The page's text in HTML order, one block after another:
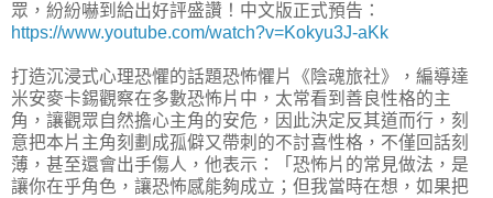
眾，紛紛嚇到給出好評盛讚！中文版正式預告：
https://www.youtube.com/watch?v=Kokyu3J-aKk
打造沉浸式心理恐懼的話題恐怖懼片《陰魂旅社》，編導達
米安麥卡錫觀察在多數恐怖片中，太常看到善良性格的主
角，讓觀眾自然擔心主角的安危，因此決定反其道而行，刻
意把本片主角刻劃成孤僻又帶刺的不討喜性格，不僅回話刻
薄，甚至還會出手傷人，他表示：「恐怖片的常見做法，是
讓你在乎角色，讓恐怖感能夠成立；但我當時在想，如果把